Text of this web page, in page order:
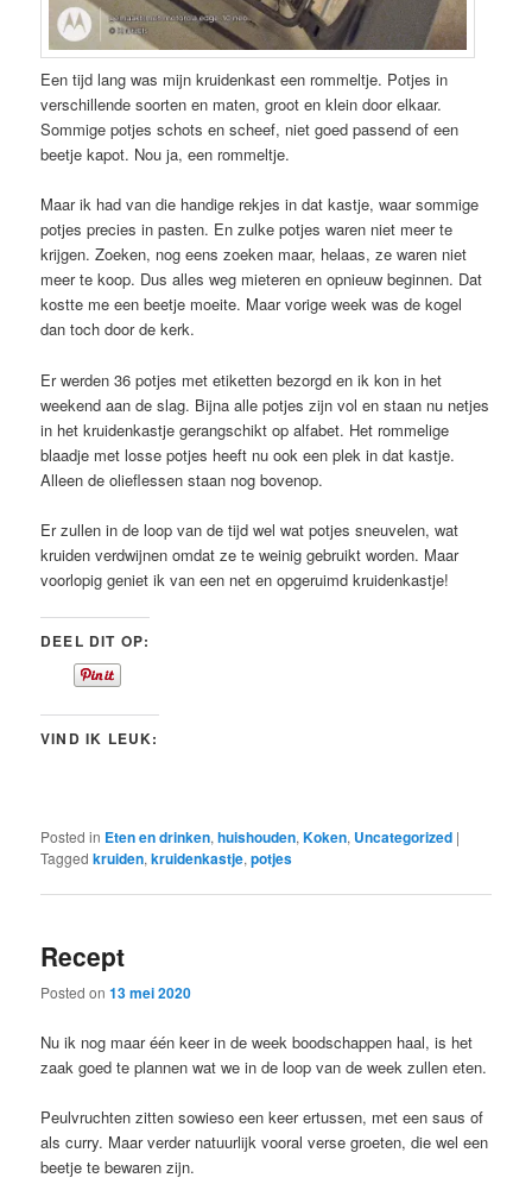
Een tijd lang was mijn kruidenkast een rommeltje. Potjes in
verschillende soorten en maten, groot en klein door elkaar.
Sommige potjes schots en scheef, niet goed passend of een
beetje kapot. Nou ja, een rommeltje.
Maar ik had van die handige rekjes in dat kastje, waar sommige
potjes precies in pasten. En zulke potjes waren niet meer te
krijgen. Zoeken, nog eens zoeken maar, helaas, ze waren niet
meer te koop. Dus alles weg mieteren en opnieuw beginnen. Dat
kostte me een beetje moeite. Maar vorige week was de kogel
dan toch door de kerk.
Er werden 36 potjes met etiketten bezorgd en ik kon in het
weekend aan de slag. Bijna alle potjes zijn vol en staan nu netjes
in het kruidenkastje gerangschikt op alfabet. Het rommelige
blaadje met losse potjes heeft nu ook een plek in dat kastje.
Alleen de olieflessen staan nog bovenop.
Er zullen in de loop van de tijd wel wat potjes sneuvelen, wat
kruiden verdwijnen omdat ze te weinig gebruikt worden. Maar
voorlopig geniet ik van een net en opgeruimd kruidenkastje!
DEEL DIT OP:
VIND IK LEUK:
Posted in Eten en drinken,huishouden,Koken, Uncategorized |
Tagged kruiden,kruidenkastje,potjes
Recept
Posted on13 mei 2020
Nu ik nog maar één keer in de week boodschappen haal, is het
zaak goed te plannen wat we in de loop van de week zullen eten.
Peulvruchten zitten sowieso een keer ertussen, met een saus of
als curry. Maar verder natuurlijk vooral verse groeten, die wel een
beetje te bewaren zijn.